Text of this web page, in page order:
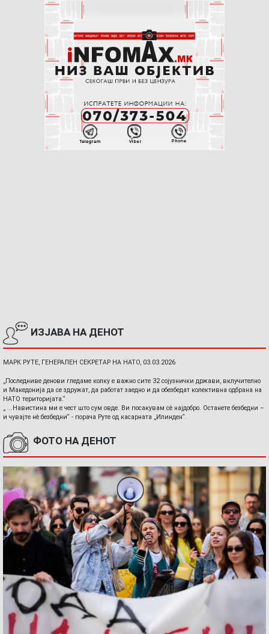
ИЗЈАВА НА ДЕНОТ
МАРК РУТЕ, ГЕНЕРАЛЕН СЕКРЕТАР НА НАТО, 03.03.2026
„Последниве денови гледаме колку е важно сите 32 сојузнички држави, вклучително
и Македонија да се здружат, да работат заедно и да обезбедат колективна одбрана на
НАТО територијата.“
„ ...Навистина ми е чест што сум овде. Ви посакувам сè најдобро. Останете безбедни –
и чувајте нè безбедни“ - порача Руте од касарната „Илинден“.
ФОТО НА ДЕНОТ